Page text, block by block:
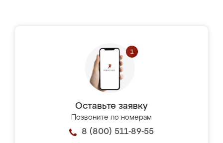
Оставьте заявку
Позвоните по номерам
8 (800) 511-89-55